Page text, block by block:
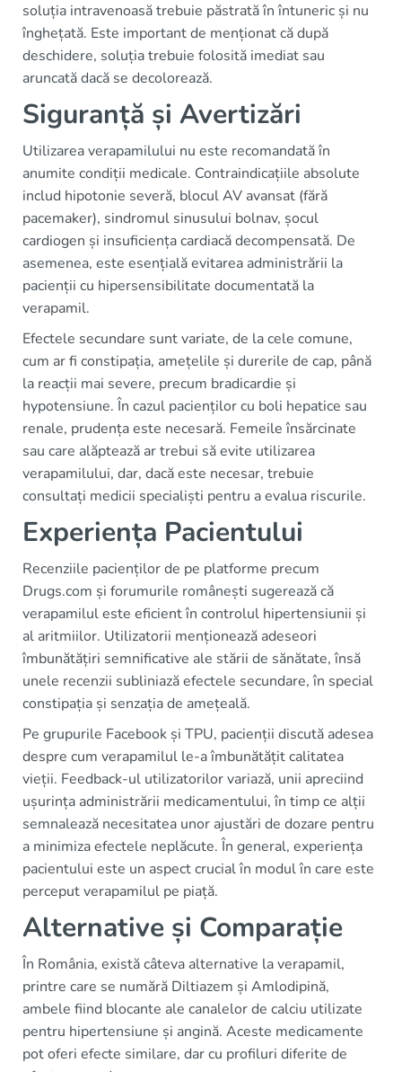
soluția intravenoasă trebuie păstrată în întuneric și nu
înghețată. Este important de menționat că după
deschidere, soluția trebuie folosită imediat sau
aruncată dacă se decolorează.
Siguranță și Avertizări
Utilizarea verapamilului nu este recomandată în
anumite condiții medicale. Contraindicațiile absolute
includ hipotonie severă, blocul AV avansat (fără
pacemaker), sindromul sinusului bolnav, șocul
cardiogen și insuficiența cardiacă decompensată. De
asemenea, este esențială evitarea administrării la
pacienții cu hipersensibilitate documentată la
verapamil.
Efectele secundare sunt variate, de la cele comune,
cum ar fi constipația, amețelile și durerile de cap, până
la reacții mai severe, precum bradicardie și
hypotensiune. În cazul pacienților cu boli hepatice sau
renale, prudența este necesară. Femeile însărcinate
sau care alăptează ar trebui să evite utilizarea
verapamilului, dar, dacă este necesar, trebuie
consultați medicii specialiști pentru a evalua riscurile.
Experiența Pacientului
Recenziile pacienților de pe platforme precum
Drugs.com și forumurile românești sugerează că
verapamilul este eficient în controlul hipertensiunii și
al aritmiilor. Utilizatorii menționează adeseori
îmbunătățiri semnificative ale stării de sănătate, însă
unele recenzii subliniază efectele secundare, în special
constipația și senzația de amețeală.
Pe grupurile Facebook și TPU, pacienții discută adesea
despre cum verapamilul le-a îmbunătățit calitatea
vieții. Feedback-ul utilizatorilor variază, unii apreciind
ușurința administrării medicamentului, în timp ce alții
semnalează necesitatea unor ajustări de dozare pentru
a minimiza efectele neplăcute. În general, experiența
pacientului este un aspect crucial în modul în care este
perceput verapamilul pe piață.
Alternative și Comparație
În România, există câteva alternative la verapamil,
printre care se numără Diltiazem și Amlodipină,
ambele fiind blocante ale canalelor de calciu utilizate
pentru hipertensiune și angină. Aceste medicamente
pot oferi efecte similare, dar cu profiluri diferite de